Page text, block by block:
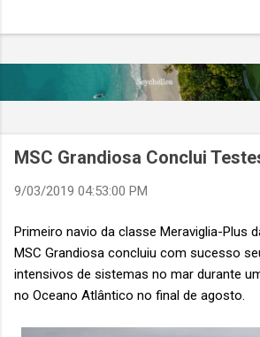
“Baggage IT Insights” de 2026 da SITA, a
desse importante estudo de referência
custa ao setor US$ 6,3 bilhões
lucro líquido médio de apenas US$ 8 por
cinco anulam o lucro de um voo inteiro.
MSC Grandiosa Conclui
9/03/2019 04:53:00 PM
Primeiro navio da classe Meraviglia-Plus
MSC Grandiosa concluiu com sucesso
intensivos de sistemas no mar durante
no Oceano Atlântico no final de agosto.